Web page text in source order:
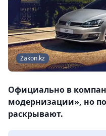
Zakon.kz
Официально в
модернизации», но
раскрывают.